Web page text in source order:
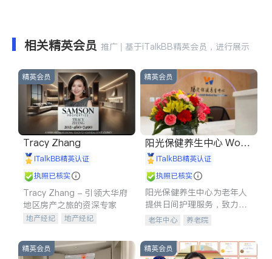
相关精英会员 推广 | 基于iTalkBB精英会员，进行展示
精英会员
Tracy Zhang
iTalkBB精英认证
执照已核实
Tracy Zhang - 引领大华府
地区房产之旅的资深专家
地产经纪
地产经纪
商铺租售
开发商建商
精英会员
阳光保健养生中心 World
shine
iTalkBB精英认证
执照已核实
阳光保健养生中心为老年人
提供日间护理服务，致力于
通过持续的护理创新来有效
老年中心 养老院
精英会员 精英会员